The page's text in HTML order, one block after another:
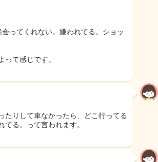
ってくれない。嫌われてる。ショッ
って感じです。
たりして車なかったら、どこ行ってる
てる。って言われます。